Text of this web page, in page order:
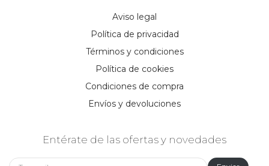
Aviso legal
Política de privacidad
Términos y condiciones
Política de cookies
Condiciones de compra
Envíos y devoluciones
Entérate de las ofertas y novedades